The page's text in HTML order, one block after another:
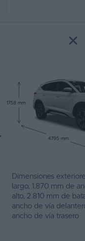
1758 mm
4795 mm
Dimensiones
largo, 1.870 mm de
alto, 2.810 mm de
ancho de vía
ancho de vía trasero